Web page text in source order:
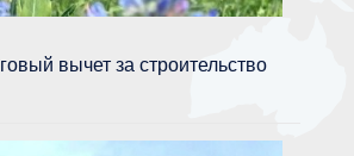
вычет за строительство